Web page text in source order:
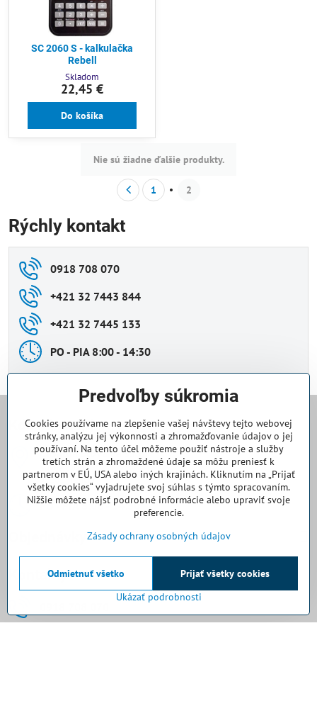
SC 2060 S - kalkulačka
Rebell
Skladom
22,45 €
Do košíka
Nie sú žiadne ďalšie produkty.
1 2
Rýchly kontakt
0918 708 070
+421 32 7443 844
+421 32 7445 133
PO - PIA 8:00 - 14:30
Kde nás nájdete
Casallia Slovakia s​.r​.o​.
Súvoz 802
91101 Trenčín
PO - PIA 8:00 - 14:30
Kontakty
Predvoľby súkromia
Cookies používame na zlepšenie vašej návštevy tejto webovej
stránky, analýzu jej výkonnosti a zhromažďovanie údajov o jej
používaní. Na tento účel môžeme použiť nástroje a služby
tretích strán a zhromaždené údaje sa môžu preniesť k
partnerom v EÚ, USA alebo iných krajinách. Kliknutím na „Prijať
všetky cookies“ vyjadrujete svoj súhlas s týmto spracovaním.
Nižšie môžete nájsť podrobné informácie alebo upraviť svoje
preferencie.
Zásady ochrany osobných údajov
Ukázať podrobnosti
Prijať všetky cookies
Odmietnuť všetko